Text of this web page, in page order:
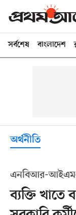
সর্বশেষ বাংলাদেশ
অর্থনীতি
এনবিআর-
ব্যক্তি খাতে